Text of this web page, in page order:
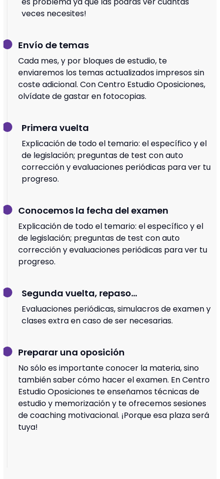
veces necesites!
Envío de temas
Cada mes, y por bloques de estudio, te
enviaremos los temas actualizados impresos sin
coste adicional. Con Centro Estudio Oposiciones,
olvídate de gastar en fotocopias.
Primera vuelta
Explicación de todo el temario: el específico y el
de legislación; preguntas de test con auto
corrección y evaluaciones periódicas para ver tu
progreso.
Conocemos la fecha del examen
Explicación de todo el temario: el específico y el
de legislación; preguntas de test con auto
corrección y evaluaciones periódicas para ver tu
progreso.
Segunda vuelta, repaso...
Evaluaciones periódicas, simulacros de examen y
clases extra en caso de ser necesarias.
Preparar una oposición
No sólo es importante conocer la materia, sino
también saber cómo hacer el examen. En Centro
Estudio Oposiciones te enseñamos técnicas de
estudio y memorización y te ofrecemos sesiones
de coaching motivacional. ¡Porque esa plaza será
tuya!